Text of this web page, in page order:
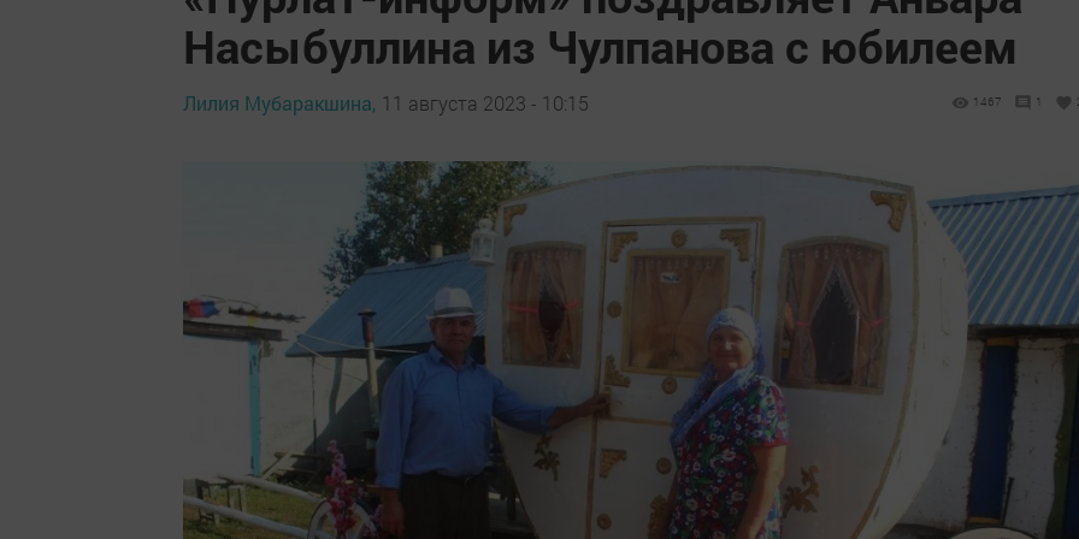
Насыбуллина из Чулпанова с юбилеем
Лилия Мубаракшина, 11 августа 2023 - 10:15 1467 1